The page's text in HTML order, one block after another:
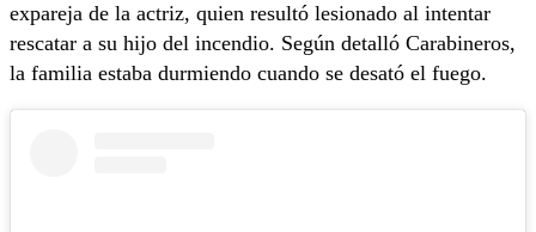
expareja de la actriz, quien resultó lesionado al intentar
rescatar a su hijo del incendio. Según detalló Carabineros,
la familia estaba durmiendo cuando se desató el fuego.